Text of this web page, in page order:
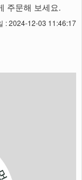
주문해 보세요.
: 2024-12-03 11:46:17